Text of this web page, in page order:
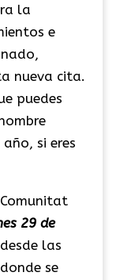
la
e
nueva cita.
puedes
si eres
29 de
las
se